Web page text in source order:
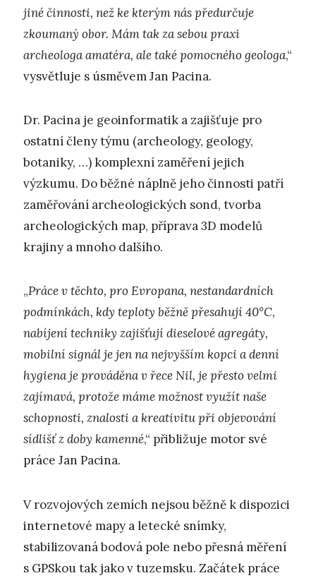
jiné činnosti, než ke kterým nás předurčuje
zkoumaný obor. Mám tak za sebou praxi
archeologa amatéra, ale také pomocného geologa,“
vysvětluje s úsměvem Jan Pacina.
Dr. Pacina je geoinformatik a zajišťuje pro
ostatní členy týmu (archeology, geology,
botaniky, …) komplexní zaměření jejich
výzkumu. Do běžné náplně jeho činnosti patří
zaměřování archeologických sond, tvorba
archeologických map, příprava 3D modelů
krajiny a mnoho dalšího.
„Práce v těchto, pro Evropana, nestandardních
podmínkách, kdy teploty běžně přesahují 40°C,
nabíjení techniky zajišťují dieselové agregáty,
mobilní signál je jen na nejvyšším kopci a denní
hygiena je prováděna v řece Nil, je přesto velmi
zajímavá, protože máme možnost využít naše
schopnosti, znalosti a kreativitu při objevování
sídlišť z doby kamenné,“ přibližuje motor své
práce Jan Pacina.
V rozvojových zemích nejsou běžně k dispozici
internetové mapy a letecké snímky,
stabilizovaná bodová pole nebo přesná měření
s GPSkou tak jako v tuzemsku. Začátek práce